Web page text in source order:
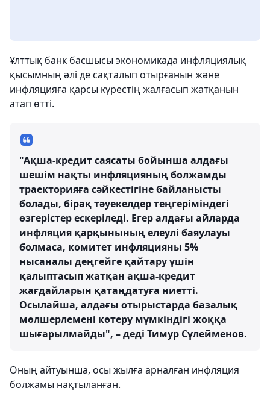
Ұлттық банк басшысы экономикада инфляциялық
қысымның әлі де сақталып отырғанын және
инфляцияға қарсы күрестің жалғасып жатқанын
атап өтті.
"Ақша-кредит саясаты бойынша алдағы
шешім нақты инфляцияның болжамды
траекторияға сәйкестігіне байланысты
болады, бірақ тәуекелдер теңгеріміндегі
өзгерістер ескеріледі. Егер алдағы айларда
инфляция қарқынының елеулі баяулауы
болмаса, комитет инфляцияны 5%
нысаналы деңгейге қайтару үшін
қалыптасып жатқан ақша-кредит
жағдайларын қатаңдатуға ниетті.
Осылайша, алдағы отырыстарда базалық
мөлшерлемені көтеру мүмкіндігі жоққа
шығарылмайды", – деді Тимур Сүлейменов.
Оның айтуынша, осы жылға арналған инфляция
болжамы нақтыланған.